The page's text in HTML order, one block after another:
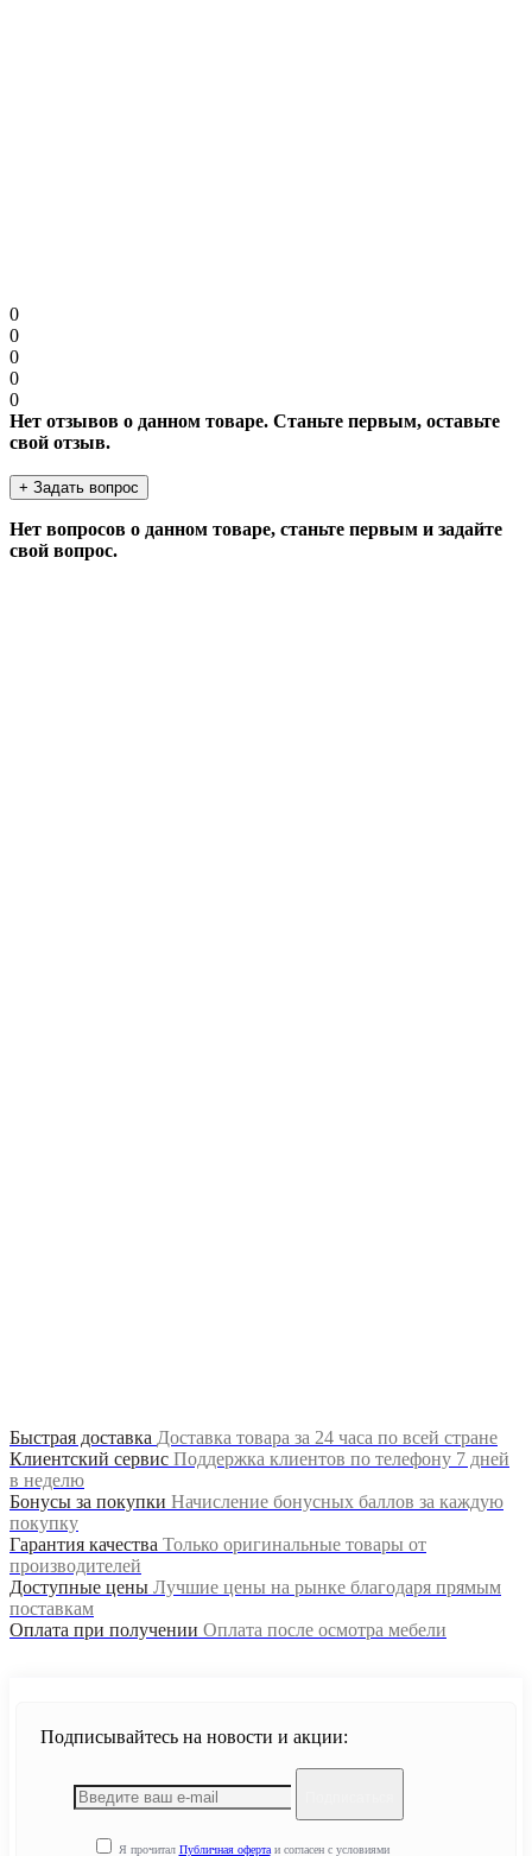
0
0
0
0
0
Нет отзывов о данном товаре. Станьте первым, оставьте
свой отзыв.
+ Задать вопрос
Нет вопросов о данном товаре, станьте первым и задайте
свой вопрос.
Быстрая доставка Доставка товара за 24 часа по всей стране
Клиентский сервис Поддержка клиентов по телефону 7 дней
в неделю
Бонусы за покупки Начисление бонусных баллов за каждую
покупку
Гарантия качества Только оригинальные товары от
производителей
Доступные цены Лучшие цены на рынке благодаря прямым
поставкам
Оплата при получении Оплата после осмотра мебели
Подписывайтесь на новости и акции:
Я прочитал Публичная офертаи согласен с условиями